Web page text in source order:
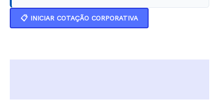
📋 INICIAR COTAÇÃO CORPORATIVA